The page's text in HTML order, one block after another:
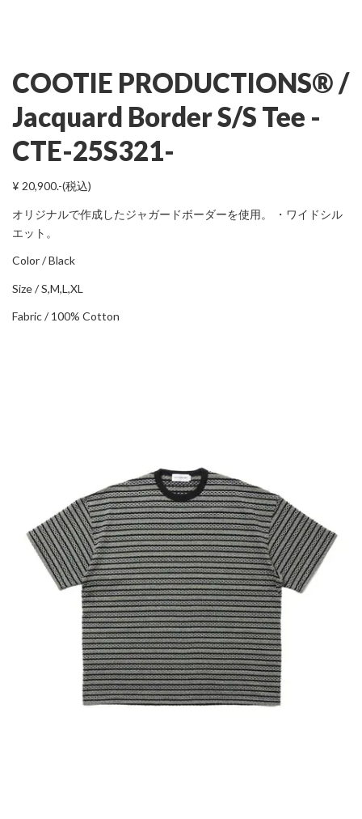
COOTIE PRODUCTIONS® /
Jacquard Border S/S Tee -
CTE-25S321-
¥ 20,900.-(税込)
オリジナルで作成したジャガードボーダーを使用。 ・ワイドシル
エット。
Color / Black
Size / S,M,L,XL
Fabric / 100% Cotton